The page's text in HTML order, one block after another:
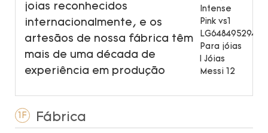
joias reconhecidos
internacionalmente, e os
artesãos de nossa fábrica têm
mais de uma década de
experiência em produção
1F Fábrica